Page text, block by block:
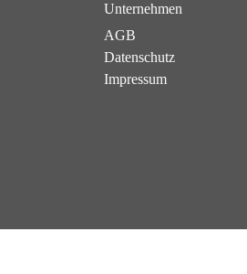
Unternehmen
AGB
Datenschutz
Impressum